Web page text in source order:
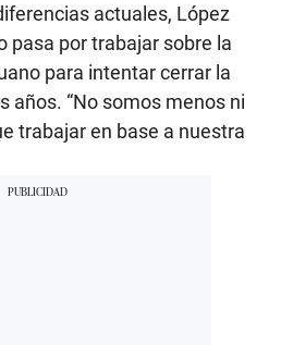
actuales, López
pasa por trabajar sobre la
para intentar cerrar la
años. “No somos menos ni
trabajar en base a nuestra